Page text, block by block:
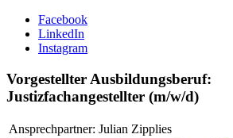
Facebook
LinkedIn
Instagram
Vorgestellter Ausbildungsberuf:
Justizfachangestellter (m/w/d)
Ansprechpartner: Julian Zipplies